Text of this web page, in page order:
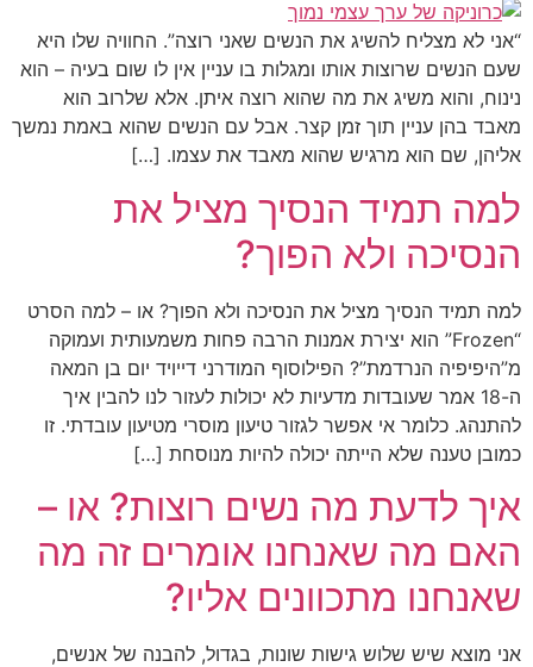
“אני לא מצליח להשיג את הנשים שאני רוצה”. החוויה שלו היא
שעם הנשים שרוצות אותו ומגלות בו עניין אין לו שום בעיה – הוא
נינוח, והוא משיג את מה שהוא רוצה איתן. אלא שלרוב הוא
מאבד בהן עניין תוך זמן קצר. אבל עם הנשים שהוא באמת נמשך
אליהן, שם הוא מרגיש שהוא מאבד את עצמו. […]
למה תמיד הנסיך מציל את
הנסיכה ולא הפוך?
למה תמיד הנסיך מציל את הנסיכה ולא הפוך? או – למה הסרט
“Frozen” הוא יצירת אמנות הרבה פחות משמעותית ועמוקה
מ”היפיפיה הנרדמת”? הפילוסוף המודרני דייויד יום בן המאה
ה-18 אמר שעובדות מדעיות לא יכולות לעזור לנו להבין איך
להתנהג. כלומר אי אפשר לגזור טיעון מוסרי מטיעון עובדתי. זו
כמובן טענה שלא הייתה יכולה להיות מנוסחת […]
איך לדעת מה נשים רוצות? או –
האם מה שאנחנו אומרים זה מה
שאנחנו מתכוונים אליו?
אני מוצא שיש שלוש גישות שונות, בגדול, להבנה של אנשים,